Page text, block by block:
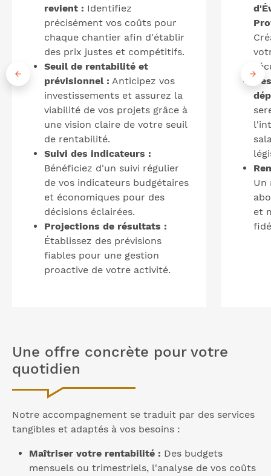
revient : Identifiez
précisément vos coûts pour
chaque chantier afin d'établir
des prix justes et compétitifs.
Seuil de rentabilité et
prévisionnel : Anticipez vos
investissements et assurez la
viabilité de vos projets grâce à
une vision claire de votre seuil
de rentabilité.
Suivi des indicateurs :
Bénéficiez d'un suivi régulier
de vos indicateurs budgétaires
et économiques pour des
décisions éclairées.
Projections de résultats :
Établissez des prévisions
fiables pour une gestion
proactive de votre activité.
Un
et
Une offre concrète pour votre
quotidien
Notre accompagnement se traduit par des services
tangibles et adaptés à vos besoins :
Maîtriser votre rentabilité : Des budgets
mensuels ou trimestriels, l'analyse de vos coûts